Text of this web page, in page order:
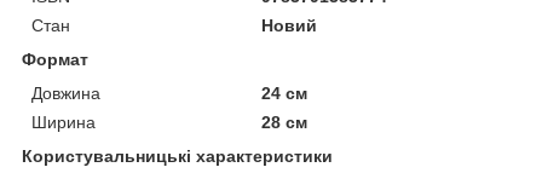
Стан
Новий
Формат
Довжина
24 см
Ширина
28 см
Користувальницькі характеристики